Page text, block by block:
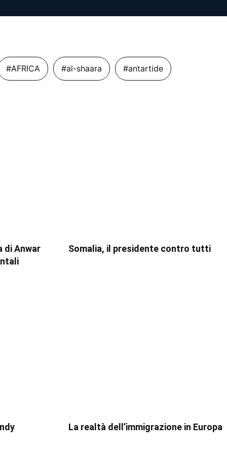
#AFRICA #al-shaara #antartide
di Anwar
Somalia, il presidente contro tutti
La realtà dell’immigrazione in Europa